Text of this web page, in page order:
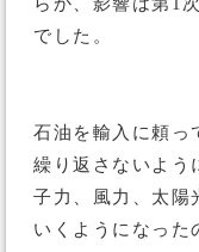
でした。
石油を輸入に頼っ
繰り返さないよう
子力、風力、太陽
いくようになった